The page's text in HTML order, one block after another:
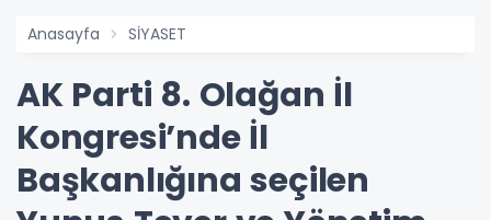
Anasayfa SİYASET
AK Parti 8. Olağan İl
Kongresi’nde İl
Başkanlığına seçilen